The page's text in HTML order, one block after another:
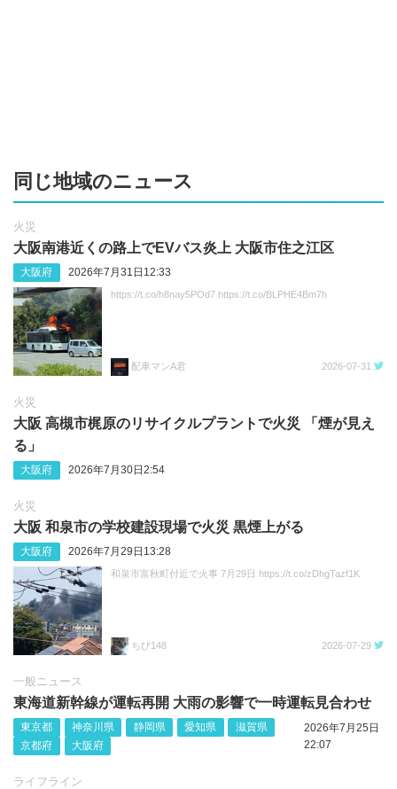
同じ地域のニュース
火災
大阪南港近くの路上でEVバス炎上 大阪市住之江区
大阪府 2026年7月31日12:33
https://t.co/h8nay5POd7 https://t.co/BLPHE4Bm7h
配車マンA君 2026-07-31
火災
大阪 高槻市梶原のリサイクルプラントで火災 「煙が見え
る」
大阪府 2026年7月30日2:54
火災
大阪 和泉市の学校建設現場で火災 黒煙上がる
大阪府 2026年7月29日13:28
和泉市富秋町付近で火事 7月29日 https://t.co/zDhgTazf1K
ちび148 2026-07-29
一般ニュース
東海道新幹線が運転再開 大雨の影響で一時運転見合わせ
東京都 神奈川県 静岡県 愛知県
滋賀県
京都府
大阪府
2026年7月25日
22:07
ライフライン